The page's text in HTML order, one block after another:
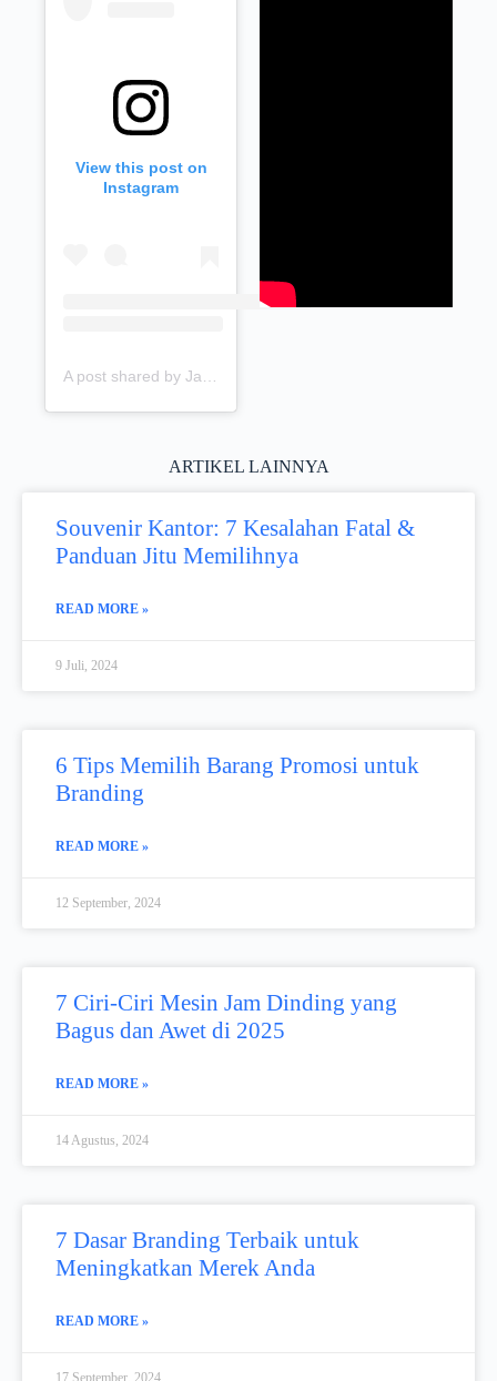
View this post on
Instagram
ARTIKEL LAINNYA
Souvenir Kantor: 7 Kesalahan Fatal &
Panduan Jitu Memilihnya
READ MORE »
9 Juli, 2024
6 Tips Memilih Barang Promosi untuk
Branding
READ MORE »
12 September, 2024
7 Ciri-Ciri Mesin Jam Dinding yang
Bagus dan Awet di 2025
READ MORE »
14 Agustus, 2024
7 Dasar Branding Terbaik untuk
Meningkatkan Merek Anda
READ MORE »